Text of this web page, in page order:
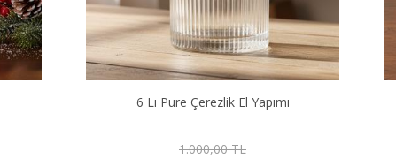
6 Lı Pure Çerezlik El Yapımı
1.000,00 TL